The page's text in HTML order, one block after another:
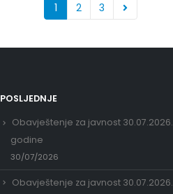
1 2 3
POSLJEDNJE
Obavještenje za javnost 30.07.2026.
godine
30/07/2026
Obavještenje za javnost 30.07.2026.